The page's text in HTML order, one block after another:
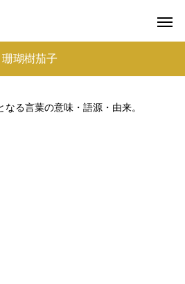
珊瑚樹茄子
る言葉の意味・語源・由来。